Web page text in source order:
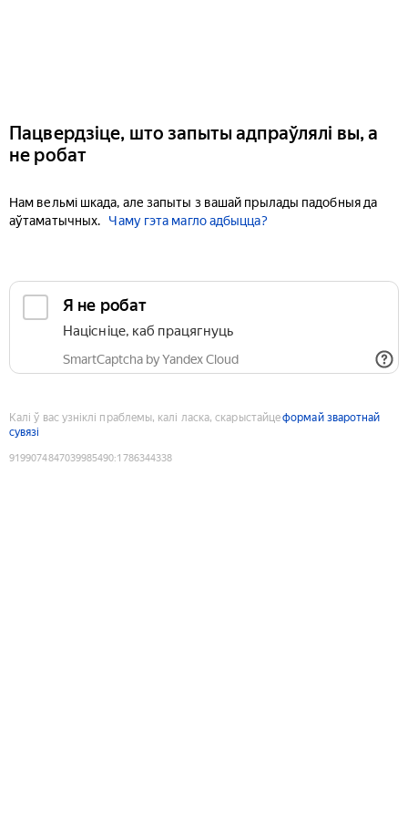
Пацвердзіце, што запыты адпраўлялі вы, а
не робат
Нам вельмі шкада, але запыты з вашай прылады падобныя да
аўтаматычных.
Чаму гэта магло адбыцца?
Я не робат
Націсніце, каб працягнуць
SmartCaptcha by Yandex Cloud
Калі ў вас узніклі праблемы, калі ласка, скарыстайцеформай зваротнай
сувязі
9199074847039985490:1786344338